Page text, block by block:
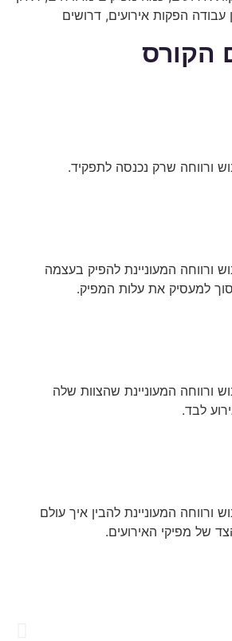
הקורס
ורווחה שרק נכנסה לתפקיד.
ורווחה המעוניינת להפיק בעצמה
למעסיק את עלות המפיק.
ורווחה המעוניינת שהצוות שלה
לבד.
ורווחה המעוניינת להבין איך עולם
של מפיקי האירועים.